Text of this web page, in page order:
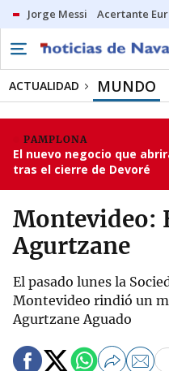
Jorge Messi Acertante
ACTUALIDAD MUNDO
PAMPLONA
El nuevo negocio que
tras el cierre de Devoré
Montevideo:
Agurtzane
El pasado lunes la
Montevideo rindió un
Agurtzane Aguado